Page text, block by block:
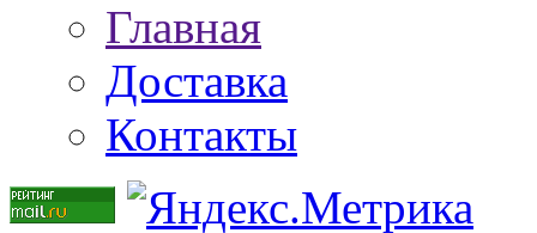
Главная
Доставка
Контакты